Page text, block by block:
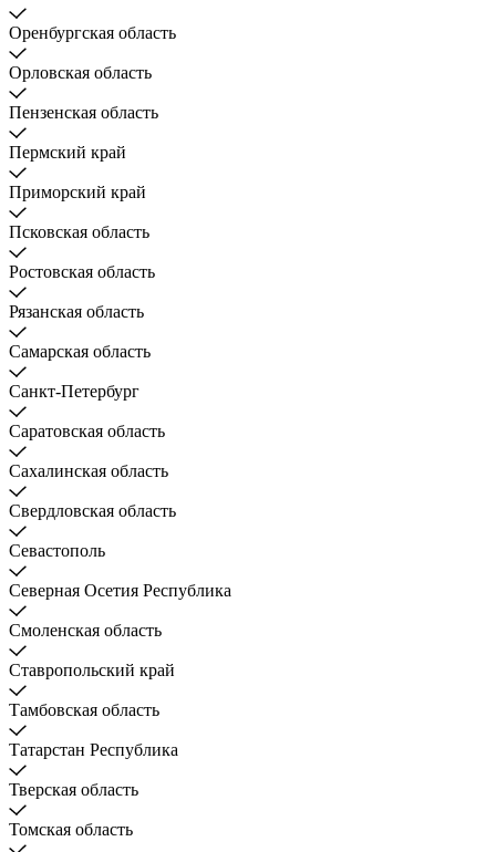
Оренбургская область
Орловская область
Пензенская область
Пермский край
Приморский край
Псковская область
Ростовская область
Рязанская область
Самарская область
Санкт-Петербург
Саратовская область
Сахалинская область
Свердловская область
Севастополь
Северная Осетия Республика
Смоленская область
Ставропольский край
Тамбовская область
Татарстан Республика
Тверская область
Томская область